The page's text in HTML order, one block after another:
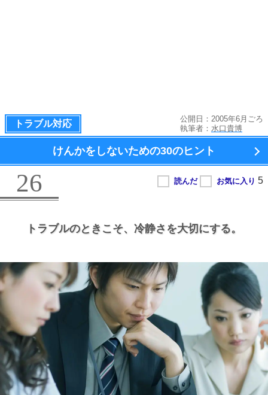
トラブル対応
公開日：2005年6月ごろ
執筆者： 水口貴博
けんかをしないための30のヒント
26
トラブルのときこそ、 冷静さを大切にする。